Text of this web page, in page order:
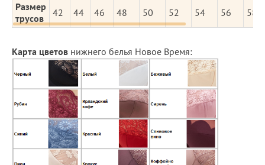
Размер
трусов
42 44 46 48 50 52 54 56 58
Карта цветов нижнего белья Новое Время: